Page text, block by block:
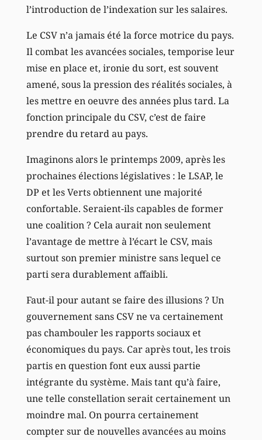
l’introduction de l’indexation sur les salaires.
Le CSV n’a jamais été la force motrice du pays.
Il combat les avancées sociales, temporise leur
mise en place et, ironie du sort, est souvent
amené, sous la pression des réalités sociales, à
les mettre en oeuvre des années plus tard. La
fonction principale du CSV, c’est de faire
prendre du retard au pays.
Imaginons alors le printemps 2009, après les
prochaines élections législatives : le LSAP, le
DP et les Verts obtiennent une majorité
confortable. Seraient-ils capables de former
une coalition ? Cela aurait non seulement
l’avantage de mettre à l’écart le CSV, mais
surtout son premier ministre sans lequel ce
parti sera durablement affaibli.
Faut-il pour autant se faire des illusions ? Un
gouvernement sans CSV ne va certainement
pas chambouler les rapports sociaux et
économiques du pays. Car après tout, les trois
partis en question font eux aussi partie
intégrante du système. Mais tant qu’à faire,
une telle constellation serait certainement un
moindre mal. On pourra certainement
compter sur de nouvelles avancées au moins